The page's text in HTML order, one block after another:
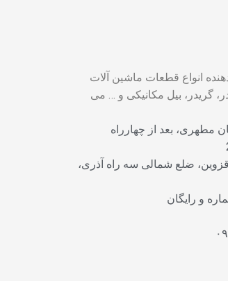
دهنده انواع قطعات ماشین آلات
گریدر، بیل مکانیکی و … می
مطهری، بعد از چهارراه
ضلع شمالی سه راه آذری،
و رایگان